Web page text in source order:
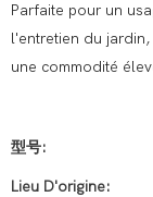
Parfaite pour un
l'entretien du
une commodité
型号:
Lieu D'origine: